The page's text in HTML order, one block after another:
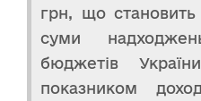
грн, що становить
суми
бюджетів
показником